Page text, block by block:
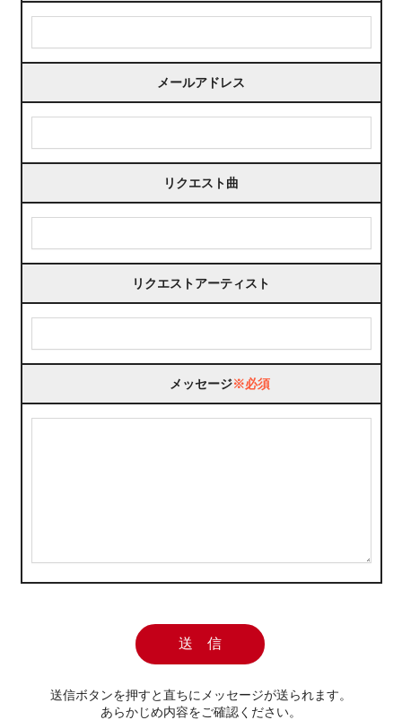
メールアドレス
リクエスト曲
リクエストアーティスト
メッセージ※必須
送信ボタンを押すと直ちにメッセージが送られます。
あらかじめ内容をご確認ください。